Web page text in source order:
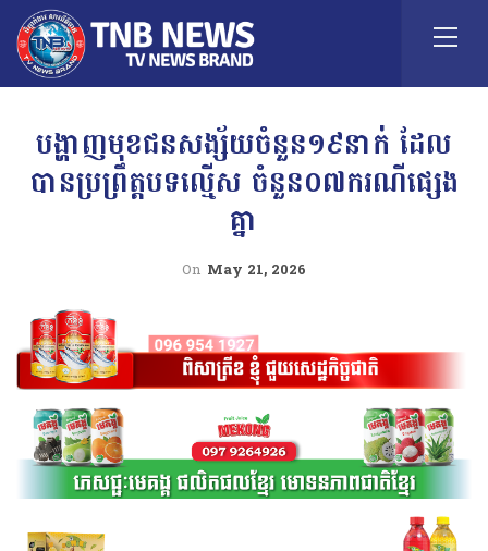
បង្ហាញមុខជនសង្ស័យចំនួន១៩នាក់ ដែល
បានប្រព្រឹត្តបទល្មើស ចំនួន០៧ករណីផ្សេង
គ្នា
On May 21, 2026